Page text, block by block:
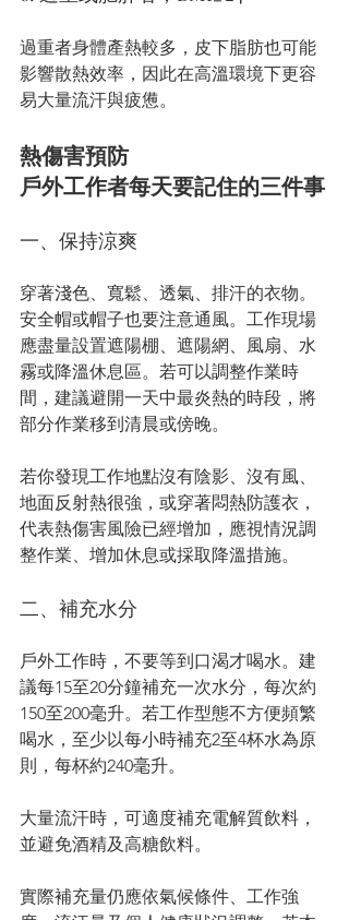
過重者身體產熱較多，皮下脂肪也可能
影響散熱效率，因此在高溫環境下更容
易大量流汗與疲憊。
熱傷害預防
戶外工作者每天要記住的三件事
一、保持涼爽
穿著淺色、寬鬆、透氣、排汗的衣物。
安全帽或帽子也要注意通風。工作現場
應盡量設置遮陽棚、遮陽網、風扇、水
霧或降溫休息區。若可以調整作業時
間，建議避開一天中最炎熱的時段，將
部分作業移到清晨或傍晚。
若你發現工作地點沒有陰影、沒有風、
地面反射熱很強，或穿著悶熱防護衣，
代表熱傷害風險已經增加，應視情況調
整作業、增加休息或採取降溫措施。
二、補充水分
戶外工作時，不要等到口渴才喝水。建
議每15至20分鐘補充一次水分，每次約
150至200毫升。若工作型態不方便頻繁
喝水，至少以每小時補充2至4杯水為原
則，每杯約240毫升。
大量流汗時，可適度補充電解質飲料，
並避免酒精及高糖飲料。
實際補充量仍應依氣候條件、工作強